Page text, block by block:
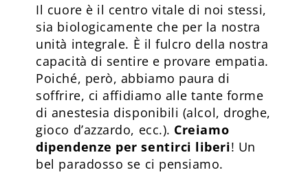
Il cuore è il centro vitale di noi stessi,
sia biologicamente che per la nostra
unità integrale. È il fulcro della nostra
capacità di sentire e provare empatia.
Poiché, però, abbiamo paura di
soffrire, ci affidiamo alle tante forme
di anestesia disponibili (alcol, droghe,
gioco d’azzardo, ecc.). Creiamo
dipendenze per sentirci liberi! Un
bel paradosso se ci pensiamo.